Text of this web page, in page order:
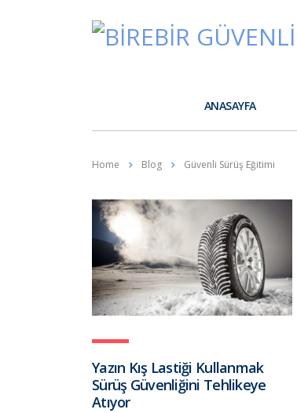
ANASAYFA
Home Blog Güvenli Sürüş Eğitimi
Yazın Kış Lastiği Kullanmak
Sürüş Güvenliğini Tehlikeye
Atıyor